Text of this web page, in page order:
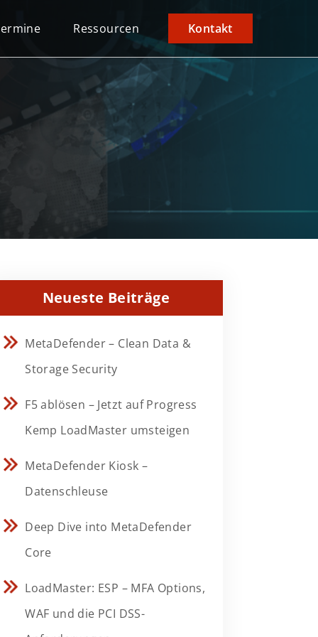
Ressourcen Kontakt
Neueste Beiträge
MetaDefender – Clean Data &
Storage Security
F5 ablösen – Jetzt auf Progress
Kemp LoadMaster umsteigen
MetaDefender Kiosk –
Datenschleuse
Deep Dive into MetaDefender
Core
LoadMaster: ESP – MFA Options,
WAF und die PCI DSS-